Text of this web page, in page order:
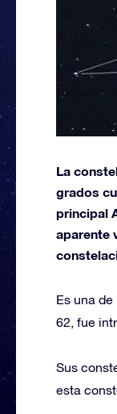
La
grados
principal
aparente
Es una
62, fue
Sus
esta